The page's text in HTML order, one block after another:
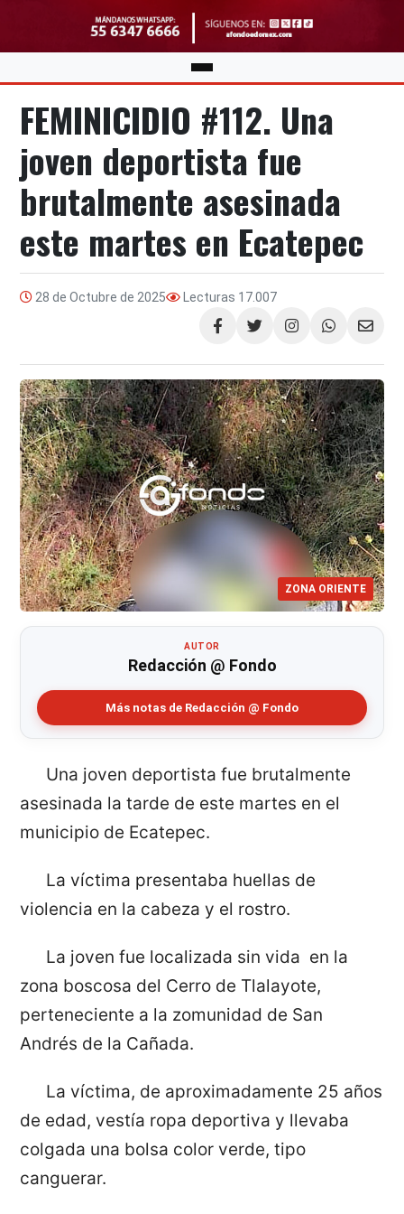
FEMINICIDIO #112. Una
joven deportista fue
brutalmente asesinada
este martes en Ecatepec
28 de Octubre de 2025 Lecturas 17.007
Compartir
ZONA ORIENTE
AUTOR
Redacción @ Fondo
Más notas de Redacción @ Fondo
Una joven deportista fue brutalmente
asesinada la tarde de este martes en el
municipio de Ecatepec.
La víctima presentaba huellas de
violencia en la cabeza y el rostro.
La joven fue localizada sin vida en la
zona boscosa del Cerro de Tlalayote,
perteneciente a la zomunidad de San
Andrés de la Cañada.
La víctima, de aproximadamente 25 años
de edad, vestía ropa deportiva y llevaba
colgada una bolsa color verde, tipo
canguerar.